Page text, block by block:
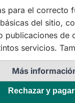
para el correcto
del sitio,
publicaciones de
servicios.
Más
Rechazar y pagar